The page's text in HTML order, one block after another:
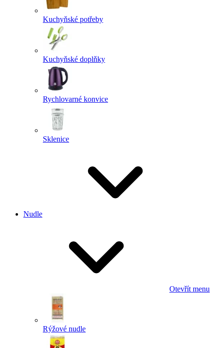
Kuchyňské potřeby
Kuchyňské doplňky
Rychlovarné konvice
Sklenice
Nudle
Otevřít menu
Rýžové nudle